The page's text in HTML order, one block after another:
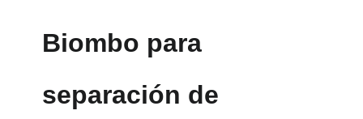
Biombo para
separación de